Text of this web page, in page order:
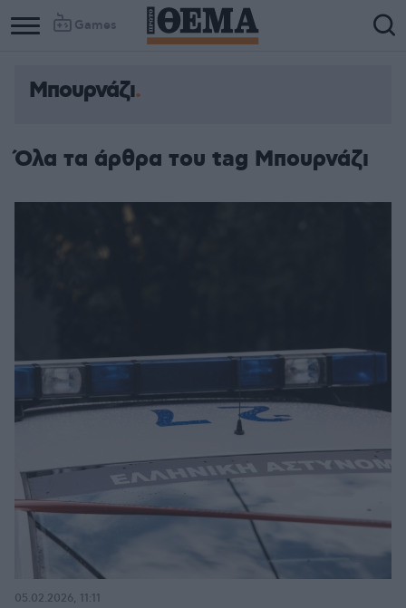
Games
Μπουρνάζι
Όλα τα άρθρα του tag Μπουρνάζι
05.02.2026, 11:11